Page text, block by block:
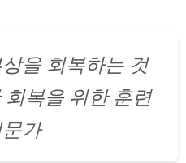
을 회복하는 것
복을 위한 훈련
가